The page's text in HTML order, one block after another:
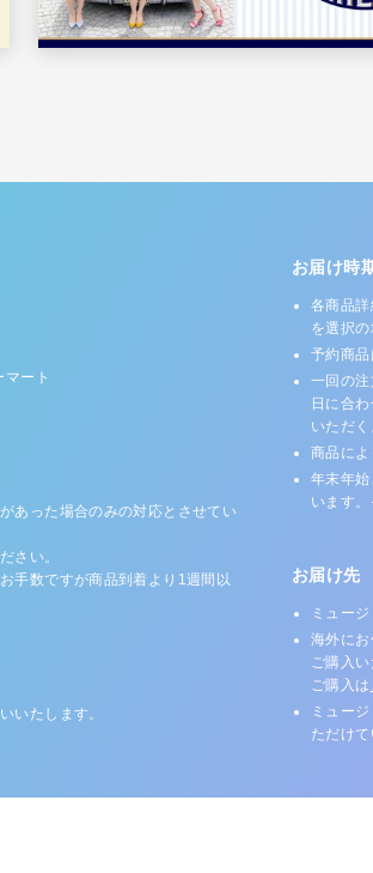
ート
あった場合のみの対応とさせてい
さい。
手数ですが商品到着より1週間以
いたします。
お届け時
各商品
を選択
予約商品
一回の
日に合
いただく
商品によ
年末年
います
お届け先
ミュー
海外に
ご購入い
ご購入は
ミュー
ただけ